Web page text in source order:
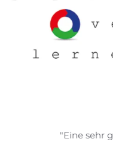
"Eine sehr gut